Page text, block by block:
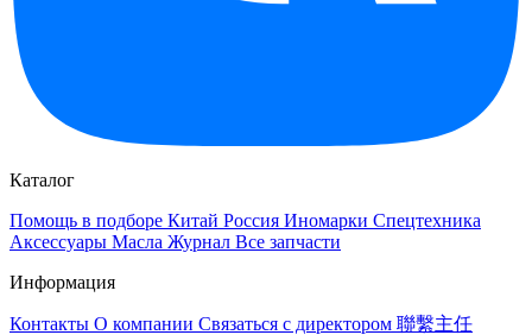
Каталог
Помощь в подборе Китай Россия Иномарки Спецтехника
Аксессуары Масла Журнал Все запчасти
Информация
Контакты О компании Связаться с директором 聯繫主任